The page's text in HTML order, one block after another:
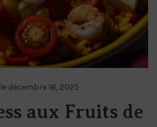
ledécembre 18, 2025
aux Fruits de